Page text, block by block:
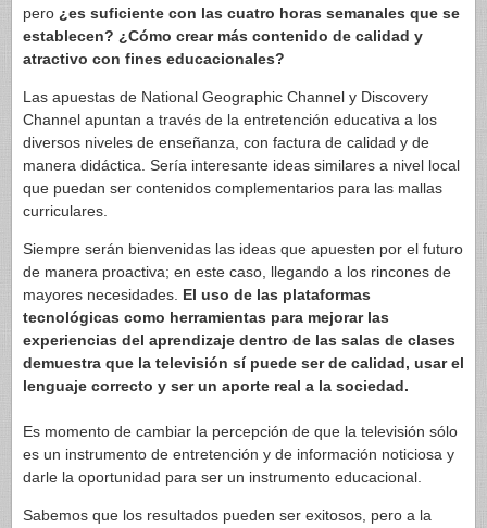
pero ¿es suficiente con las cuatro horas semanales que se
establecen? ¿Cómo crear más contenido de calidad y
atractivo con fines educacionales?
Las apuestas de National Geographic Channel y Discovery
Channel apuntan a través de la entretención educativa a los
diversos niveles de enseñanza, con factura de calidad y de
manera didáctica. Sería interesante ideas similares a nivel local
que puedan ser contenidos complementarios para las mallas
curriculares.
Siempre serán bienvenidas las ideas que apuesten por el futuro
de manera proactiva; en este caso, llegando a los rincones de
mayores necesidades. El uso de las plataformas
tecnológicas como herramientas para mejorar las
experiencias del aprendizaje dentro de las salas de clases
demuestra que la televisión sí puede ser de calidad, usar el
lenguaje correcto y ser un aporte real a la sociedad.
Es momento de cambiar la percepción de que la televisión sólo
es un instrumento de entretención y de información noticiosa y
darle la oportunidad para ser un instrumento educacional.
Sabemos que los resultados pueden ser exitosos, pero a la